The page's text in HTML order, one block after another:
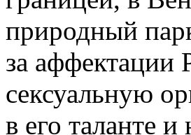
природный
за аффектации
сексуальную
в его таланте